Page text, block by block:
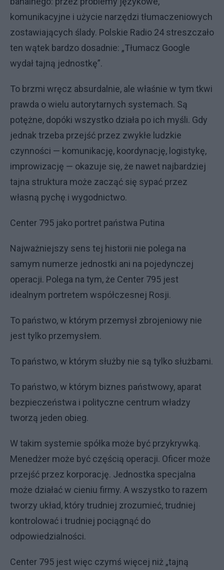
komunikacyjne i użycie narzędzi tłumaczeniowych
zostawiających ślady. Polskie Radio 24 streszczało
ten wątek bardzo dosadnie: „Tłumacz Google
wydał tajną jednostkę”.
To brzmi wręcz absurdalnie, ale właśnie w tym tkwi
prawda o wielu autorytarnych systemach. Są
potężne, dopóki wszystko działa po ich myśli. Gdy
jednak trzeba przejść przez zwykłe ludzkie
czynności — komunikację, koordynację, logistykę,
improwizację — okazuje się, że nawet najbardziej
tajna struktura może zacząć się sypać przez
własną pychę i wygodnictwo.
Center 795 jako portret państwa Putina
Najważniejszy sens tej historii nie polega na
samym numerze jednostki ani na pojedynczej
operacji. Polega na tym, że Center 795 jest
idealnym portretem współczesnej Rosji.
To państwo, w którym przemysł zbrojeniowy nie
jest tylko przemysłem.
To państwo, w którym służby nie są tylko służbami.
To państwo, w którym biznes państwowy, aparat
bezpieczeństwa i polityczne centrum władzy
tworzą jeden obieg.
W takim systemie spółka może być przykrywką.
Menedżer może być częścią operacji. Oficer może
przejść przez korporację. Jednostka specjalna
może działać w cieniu firmy. A wszystko to razem
tworzy układ, który trudniej zrozumieć, trudniej
kontrolować i trudniej pociągnąć do
odpowiedzialności.
Center 795 jest więc czymś więcej niż „tajną